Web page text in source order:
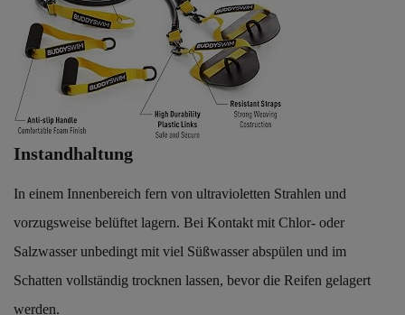
Instandhaltung
In einem Innenbereich fern von ultravioletten Strahlen und
vorzugsweise belüftet lagern. Bei Kontakt mit Chlor- oder
Salzwasser unbedingt mit viel Süßwasser abspülen und im
Schatten vollständig trocknen lassen, bevor die Reifen gelagert
werden.